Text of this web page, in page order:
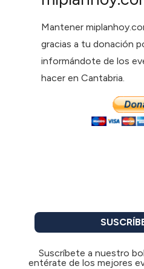
Mantener
gracias a tu donación
informándote de los
hacer en Cantabria.
Suscríbete a nuestro
entérate de los mejores